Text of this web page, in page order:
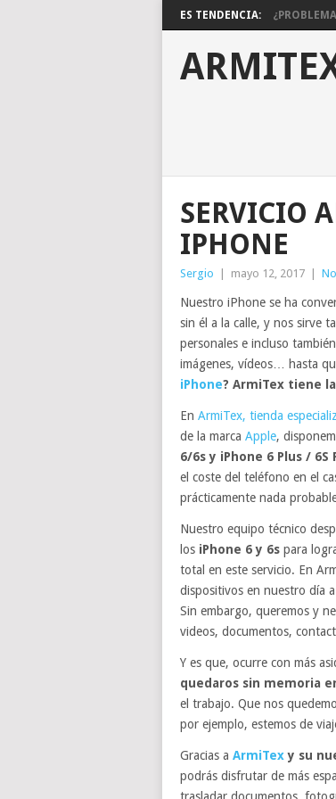
ES TENDENCIA:
SERVICIO
IPHONE
Sergio mayo 12, 2017
Nuestro iPhone se ha
sin él a la calle, y nos sirve
personales e incluso
imágenes, vídeos… hasta
iPhone? ArmiTex tiene
En ArmiTex, tienda
de la marca Apple,
6/6s y iPhone 6 Plus / 6S
el coste del teléfono en el
prácticamente nada
Nuestro equipo técnico
los iPhone 6 y 6s para
total en este servicio. En
dispositivos en nuestro día
Sin embargo, queremos y
videos, documentos,
Y es que, ocurre con más
quedaros sin memoria
el trabajo. Que nos
por ejemplo, estemos de
Gracias a ArmiTexy su
podrás disfrutar de más